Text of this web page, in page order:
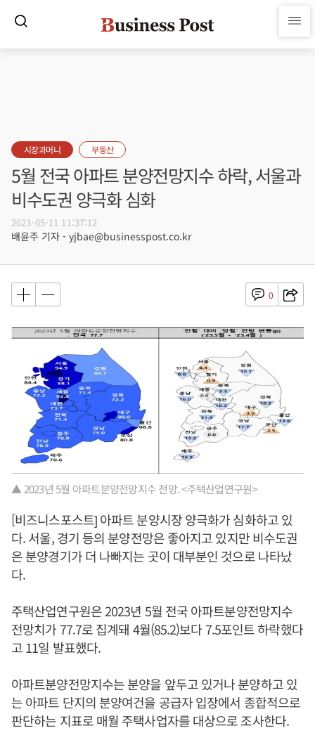
시장과머니 부동산
5월 전국 아파트 분양전망지수 하락, 서울과
비수도권 양극화 심화
2023-05-11 11:37:12
배윤주 기자 - yjbae@businesspost.co.kr
0
▲ 2023년 5월 아파트분양전망지수 전망. <주택산업연구원>
[비즈니스포스트] 아파트 분양시장 양극화가 심화하고 있
다. 서울, 경기 등의 분양전망은 좋아지고 있지만 비수도권
은 분양경기가 더 나빠지는 곳이 대부분인 것으로 나타났
다.
주택산업연구원은 2023년 5월 전국 아파트분양전망지수
전망치가 77.7로 집계돼 4월(85.2)보다 7.5포인트 하락했다
고 11일 발표했다.
아파트분양전망지수는 분양을 앞두고 있거나 분양하고 있
는 아파트 단지의 분양여건을 공급자 입장에서 종합적으로
판단하는 지표로 매월 주택사업자를 대상으로 조사한다.